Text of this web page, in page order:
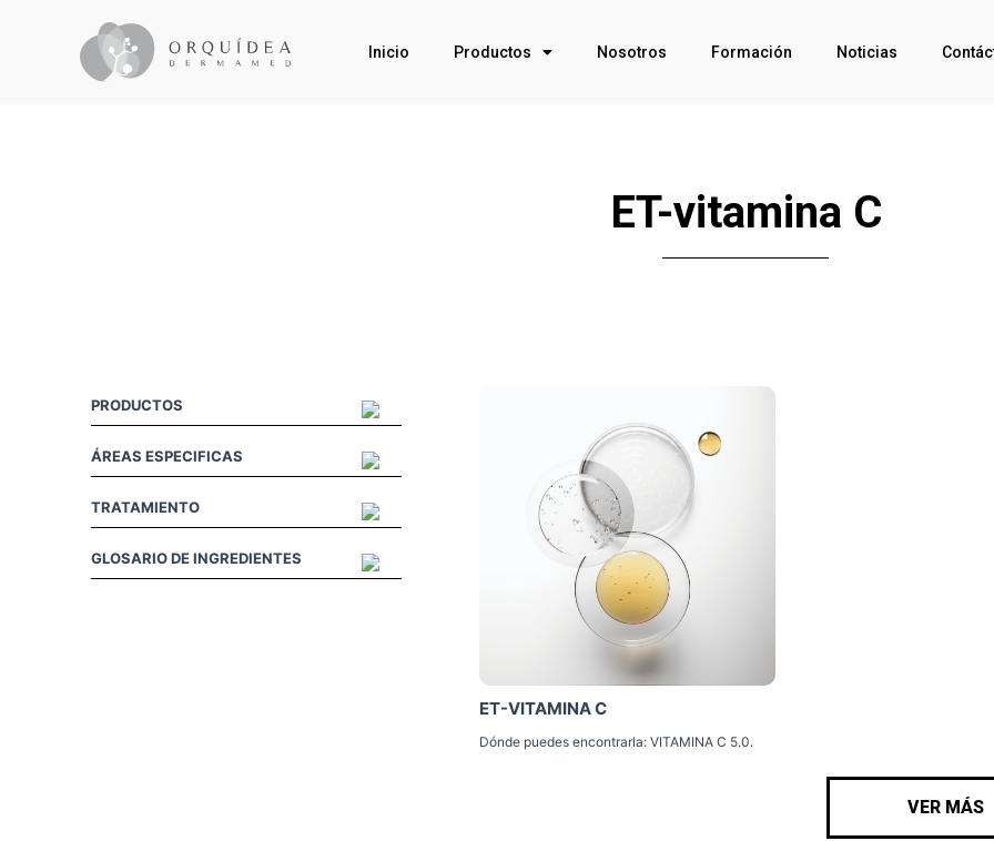
Inicio Productos Nosotros Formación Noticias
ET-vitamina C
PRODUCTOS
ÁREAS ESPECIFICAS
TRATAMIENTO
GLOSARIO DE INGREDIENTES
ET-VITAMINA C
Dónde puedes encontrarla: VITAMINA C 5.0.
VER MÁS